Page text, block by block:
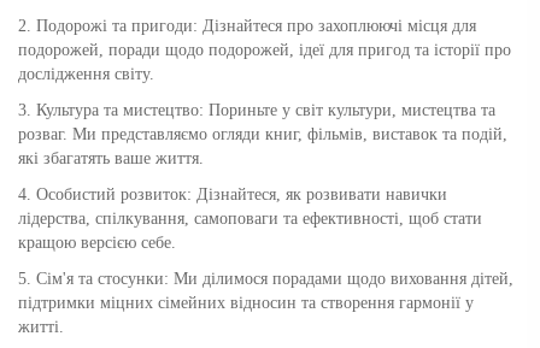
2. Подорожі та пригоди: Дізнайтеся про захоплюючі місця для
подорожей, поради щодо подорожей, ідеї для пригод та історії про
дослідження світу.
3. Культура та мистецтво: Пориньте у світ культури, мистецтва та
розваг. Ми представляємо огляди книг, фільмів, виставок та подій,
які збагатять ваше життя.
4. Особистий розвиток: Дізнайтеся, як розвивати навички
лідерства, спілкування, самоповаги та ефективності, щоб стати
кращою версією себе.
5. Сім'я та стосунки: Ми ділимося порадами щодо виховання дітей,
підтримки міцних сімейних відносин та створення гармонії у
житті.